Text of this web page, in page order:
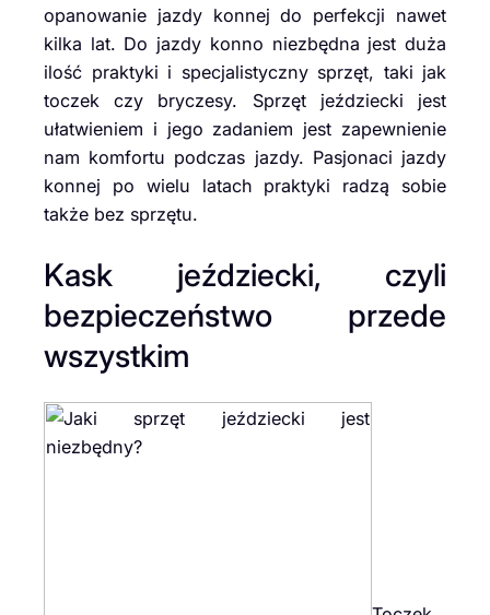
opanowanie jazdy konnej do perfekcji nawet
kilka lat. Do jazdy konno niezbędna jest duża
ilość praktyki i specjalistyczny sprzęt, taki jak
toczek czy bryczesy. Sprzęt jeździecki jest
ułatwieniem i jego zadaniem jest zapewnienie
nam komfortu podczas jazdy. Pasjonaci jazdy
konnej po wielu latach praktyki radzą sobie
także bez sprzętu.
Kask jeździecki, czyli
bezpieczeństwo przede
wszystkim